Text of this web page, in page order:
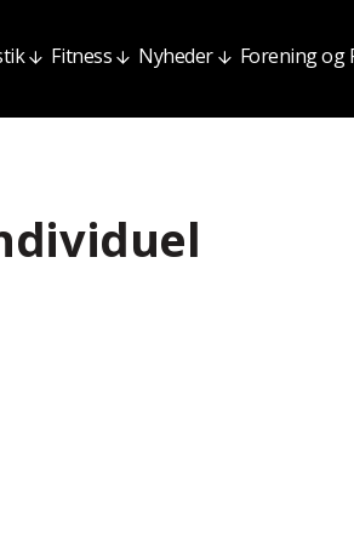
Fitness Nyheder Forening og